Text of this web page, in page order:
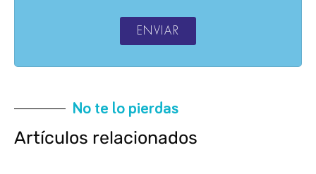
ENVIAR
No te lo pierdas
Artículos relacionados